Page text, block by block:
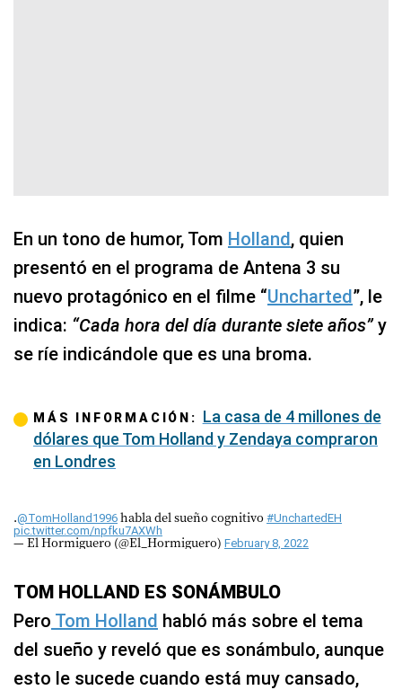
En un tono de humor, Tom Holland, quien
presentó en el programa de Antena 3 su
nuevo protagónico en el filme “Uncharted”, le
indica: “Cada hora del día durante siete años”y
se ríe indicándole que es una broma.
MÁS INFORMACIÓN: La casa de 4 millones de
dólares que Tom Holland y Zendaya compraron
en Londres
.@TomHolland1996 habla del sueño cognitivo #UnchartedEH
pic.twitter.com/npfku7AXWh
— El Hormiguero (@El_Hormiguero) February 8, 2022
TOM HOLLAND ES SONÁMBULO
Pero Tom Holland habló más sobre el tema
del sueño y reveló que es sonámbulo, aunque
esto le sucede cuando está muy cansado,